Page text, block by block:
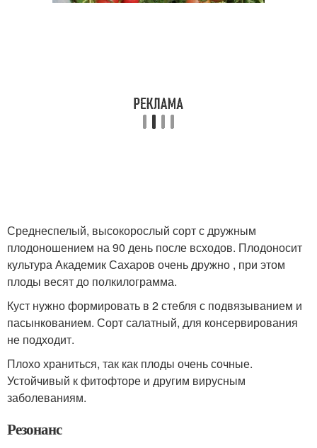
Среднеспелый, высокорослый сорт с дружным
плодоношением на 90 день после всходов. Плодоносит
культура Академик Сахаров очень дружно , при этом
плоды весят до полкилограмма.
Куст нужно формировать в 2 стебля с подвязыванием и
пасынкованием. Сорт салатный, для консервирования
не подходит.
Плохо храниться, так как плоды очень сочные.
Устойчивый к фитофторе и другим вирусным
заболеваниям.
Резонанс